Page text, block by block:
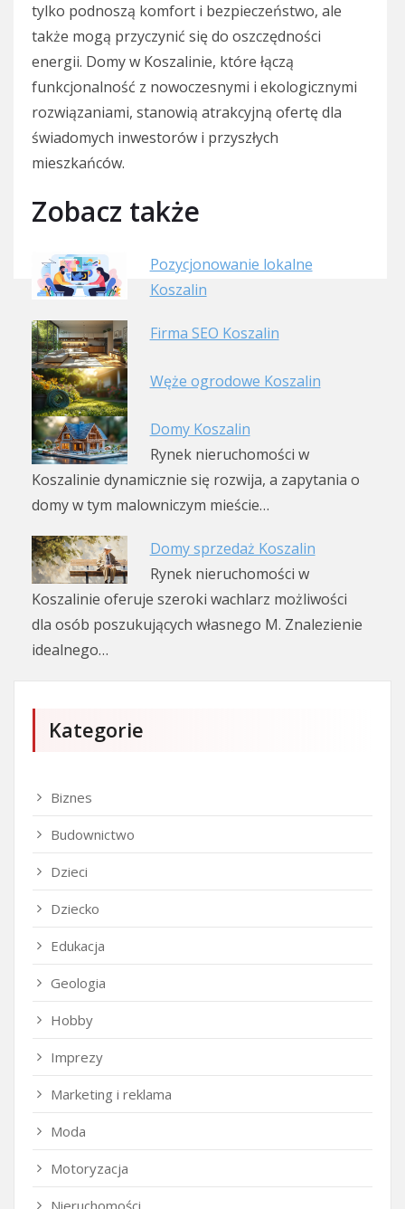
tylko podnoszą komfort i bezpieczeństwo, ale
także mogą przyczynić się do oszczędności
energii. Domy w Koszalinie, które łączą
funkcjonalność z nowoczesnymi i ekologicznymi
rozwiązaniami, stanowią atrakcyjną ofertę dla
świadomych inwestorów i przyszłych
mieszkańców.
Zobacz także
Pozycjonowanie lokalne
Koszalin
Firma SEO Koszalin
Węże ogrodowe Koszalin
Domy Koszalin
Rynek nieruchomości w
Koszalinie dynamicznie się rozwija, a zapytania o
domy w tym malowniczym mieście…
Domy sprzedaż Koszalin
Rynek nieruchomości w
Koszalinie oferuje szeroki wachlarz możliwości
dla osób poszukujących własnego M. Znalezienie
idealnego…
Kategorie
Biznes
Budownictwo
Dzieci
Dziecko
Edukacja
Geologia
Hobby
Imprezy
Marketing i reklama
Moda
Motoryzacja
Nieruchomości